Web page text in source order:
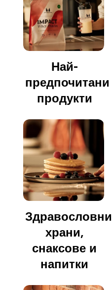
Най-
предпочитани
продукти
Здравословни
храни,
снаксове и
напитки